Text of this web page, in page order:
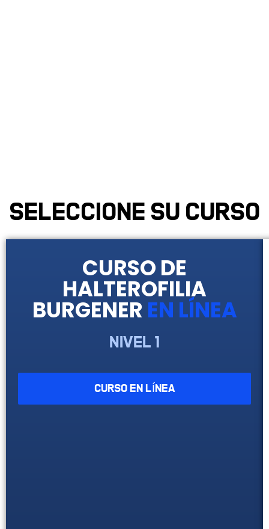
Seleccione su curso
CURSO DE
HALTEROFILIA
BURGENER EN LÍNEA
Nivel 1
CURSO EN LÍNEA